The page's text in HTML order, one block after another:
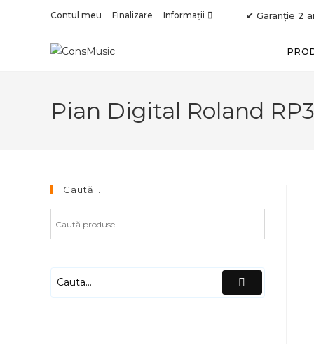
Contul meu Finalizare Informații ✔ Garanție 2
Pian Digital Roland
Caută…